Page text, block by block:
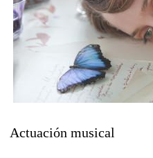
Actuación musical